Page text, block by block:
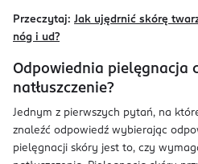
Przeczytaj: Jak ujędrnić skórę
nóg i ud?
Odpowiednia pielęgnacja
natłuszczenie?
Jednym z pierwszych pytań, na
znaleźć odpowiedź wybierając
pielęgnacji skóry jest to, czy